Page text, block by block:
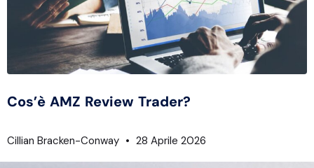
Cos’è AMZ Review Trader?
Cillian Bracken-Conway 28 Aprile 2026